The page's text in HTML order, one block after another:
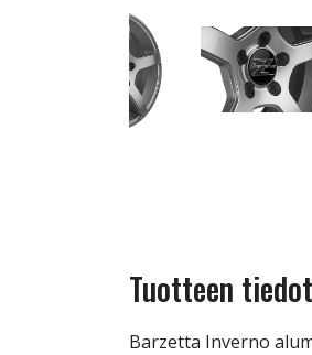
Tuotteen tiedot
Barzetta Inverno